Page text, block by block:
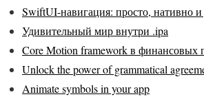
SwiftUI-навигация: просто, нативно и
Удивительный мир внутри .ipa
Core Motion framework в финансовых
Unlock the power of grammatical
Animate symbols in your app